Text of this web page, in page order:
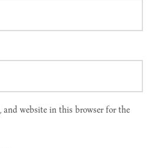
and website in this browser for the